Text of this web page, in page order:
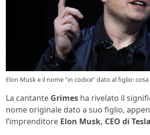
Elon Musk e il nome “in codice” dato al figlio:
La cantante Grimes ha rivelato il
nome originale dato a suo figlio,
l’imprenditore Elon Musk, CEO di